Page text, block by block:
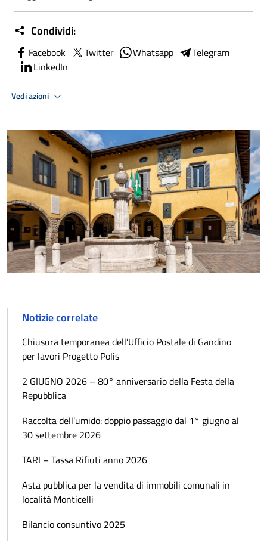
Condividi:
Facebook Twitter Whatsapp
Telegram
LinkedIn
Vedi azioni
Notizie correlate
Chiusura temporanea dell’Ufficio Postale di Gandino
per lavori Progetto Polis
2 GIUGNO 2026 – 80° anniversario della Festa della
Repubblica
Raccolta dell’umido: doppio passaggio dal 1° giugno al
30 settembre 2026
TARI – Tassa Rifiuti anno 2026
Asta pubblica per la vendita di immobili comunali in
località Monticelli
Bilancio consuntivo 2025